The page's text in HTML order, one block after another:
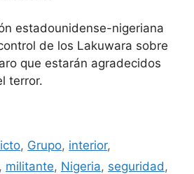
estadounidense-nigeriana
de los Lakuwara sobre
que estarán agradecidos
terror.
, Grupo, interior,
, militante, Nigeria, seguridad ,